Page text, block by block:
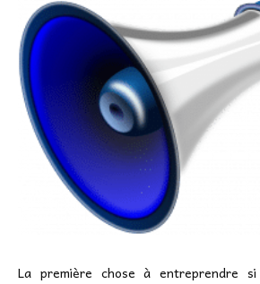
La première chose à entreprendre